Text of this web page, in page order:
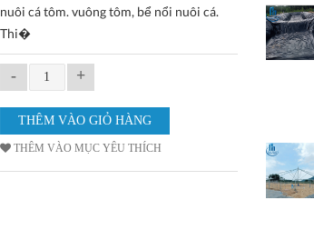
nuôi cá tôm. vuông tôm, bể nổi nuôi cá.
Thi�
- +
THÊM VÀO MỤC YÊU THÍCH